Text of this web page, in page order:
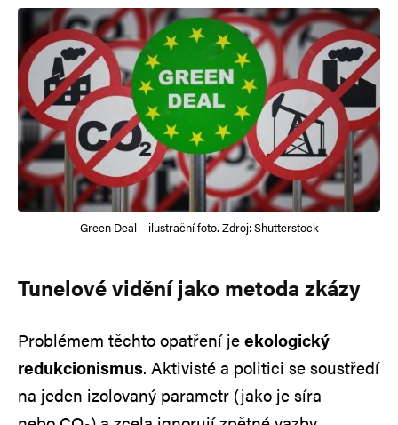
Green Deal – ilustrační foto. Zdroj: Shutterstock
Tunelové vidění jako metoda zkázy
Problémem těchto opatření jeekologický
redukcionismus. Aktivisté a politici se soustředí
na jeden izolovaný parametr (jako je síra